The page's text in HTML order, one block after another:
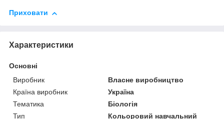
Приховати
Характеристики
Основні
Виробник
Власне виробництво
Країна виробник
Україна
Тематика
Біологія
Тип
Кольоровий навчальний